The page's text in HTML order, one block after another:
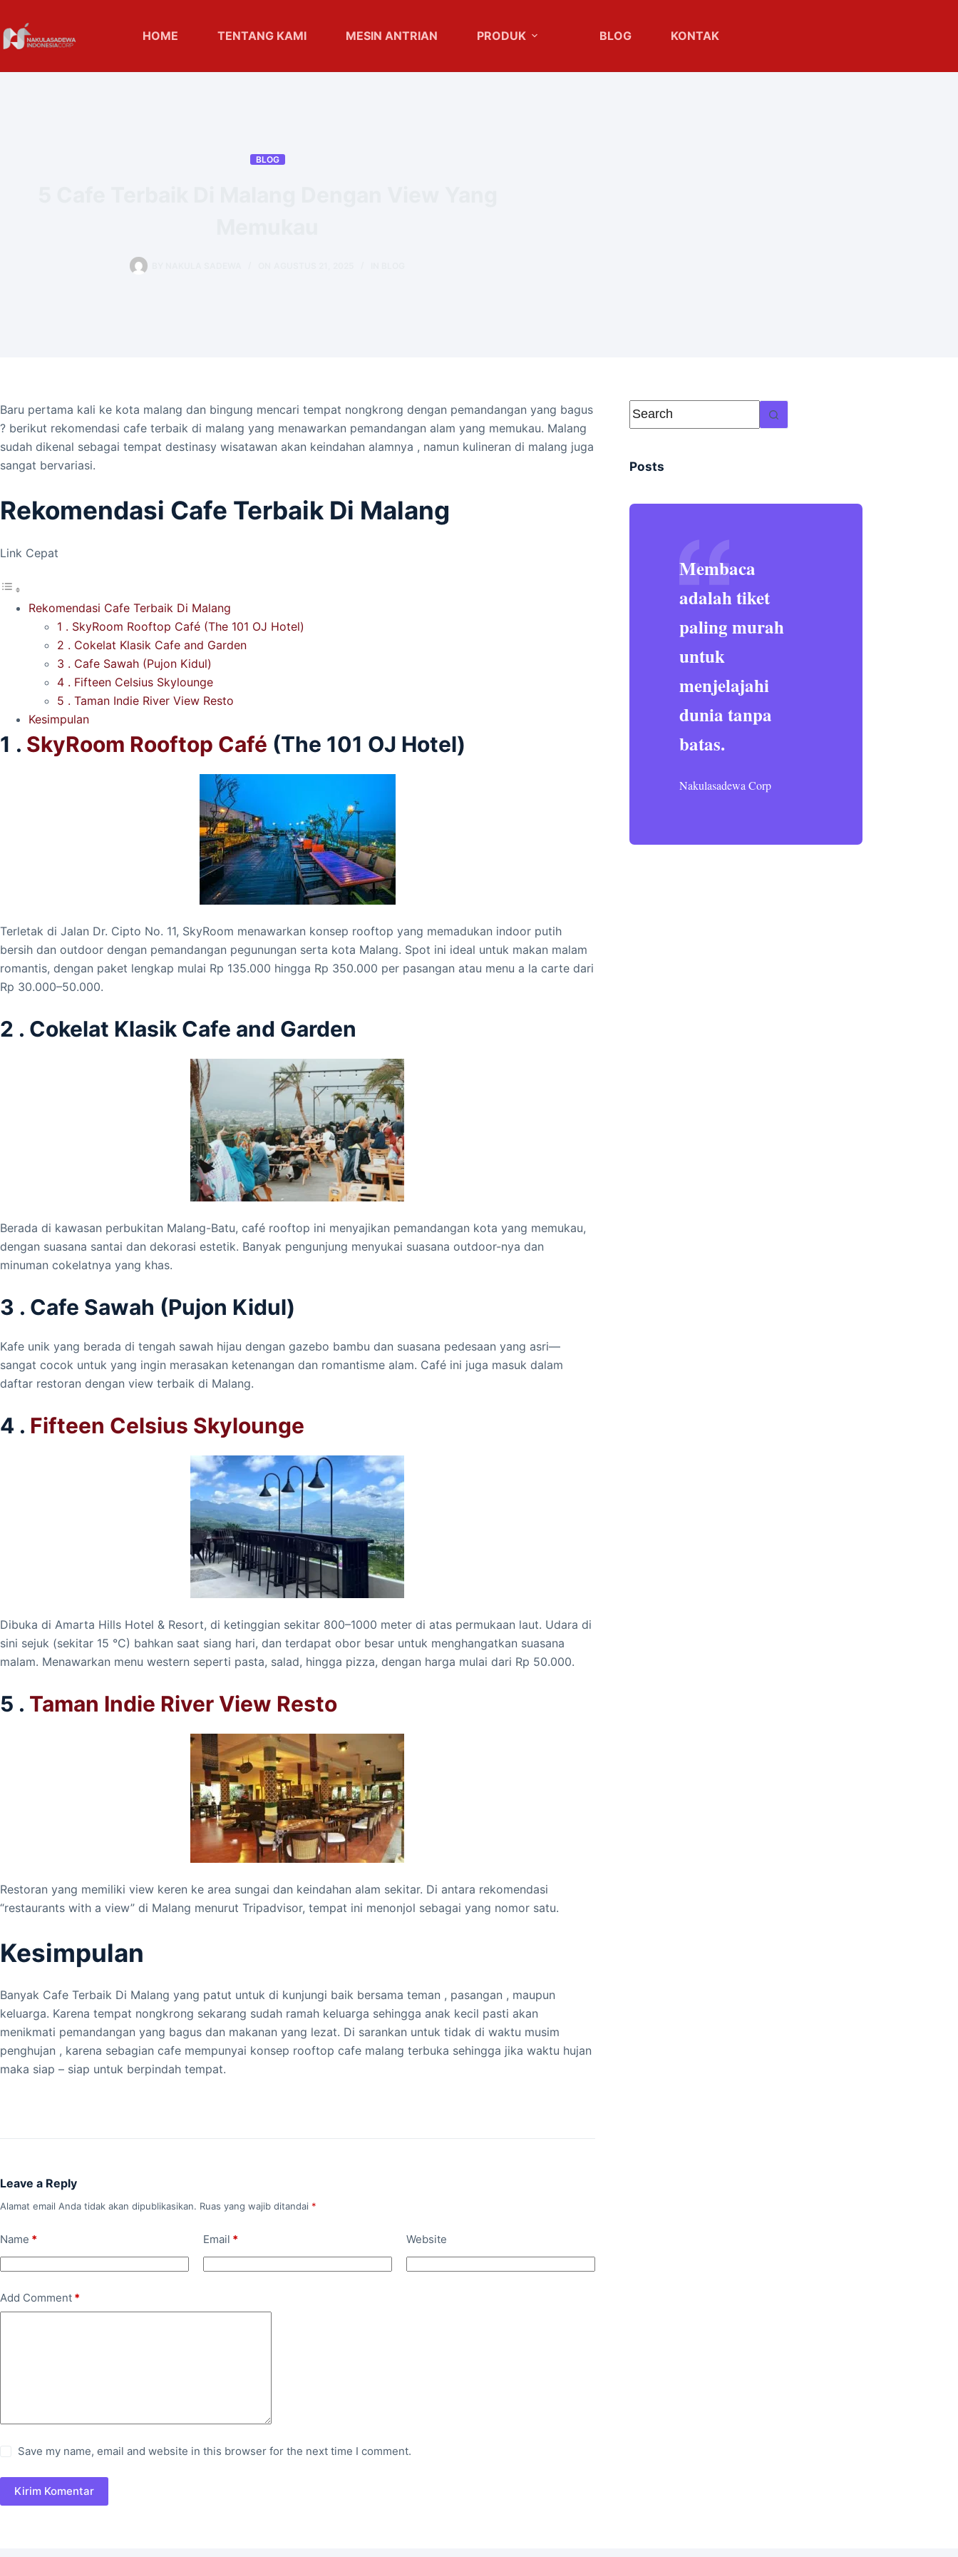
HOME TENTANG KAMI MESIN ANTRIAN PRODUK BLOG KONTAK
BLOG
Baru pertama kali ke kota malang dan bingung mencari tempat nongkrong dengan pemandangan yang bagus
? berikut rekomendasi cafe terbaik di malang yang menawarkan pemandangan alam yang memukau. Malang
sudah dikenal sebagai tempat destinasy wisatawan akan keindahan alamnya , namun kulineran di malang juga
sangat bervariasi.
Rekomendasi Cafe Terbaik Di Malang
Link Cepat
Rekomendasi Cafe Terbaik Di Malang
1 . SkyRoom Rooftop Café (The 101 OJ Hotel)
2 . Cokelat Klasik Cafe and Garden
3 . Cafe Sawah (Pujon Kidul)
4 . Fifteen Celsius Skylounge
5 . Taman Indie River View Resto
Kesimpulan
1 . SkyRoom Rooftop Café (The 101 OJ Hotel)
Terletak di Jalan Dr. Cipto No. 11, SkyRoom menawarkan konsep rooftop yang memadukan indoor putih
bersih dan outdoor dengan pemandangan pegunungan serta kota Malang. Spot ini ideal untuk makan malam
romantis, dengan paket lengkap mulai Rp 135.000 hingga Rp 350.000 per pasangan atau menu a la carte dari
Rp 30.000–50.000.
2 . Cokelat Klasik Cafe and Garden
Berada di kawasan perbukitan Malang-Batu, café rooftop ini menyajikan pemandangan kota yang memukau,
dengan suasana santai dan dekorasi estetik. Banyak pengunjung menyukai suasana outdoor-nya dan
minuman cokelatnya yang khas.
3 . Cafe Sawah (Pujon Kidul)
Kafe unik yang berada di tengah sawah hijau dengan gazebo bambu dan suasana pedesaan yang asri—
sangat cocok untuk yang ingin merasakan ketenangan dan romantisme alam. Café ini juga masuk dalam
daftar restoran dengan view terbaik di Malang.
4 . Fifteen Celsius Skylounge
Dibuka di Amarta Hills Hotel & Resort, di ketinggian sekitar 800–1000 meter di atas permukaan laut. Udara di
sini sejuk (sekitar 15 °C) bahkan saat siang hari, dan terdapat obor besar untuk menghangatkan suasana
malam. Menawarkan menu western seperti pasta, salad, hingga pizza, dengan harga mulai dari Rp 50.000.
5 . Taman Indie River View Resto
Restoran yang memiliki view keren ke area sungai dan keindahan alam sekitar. Di antara rekomendasi
“restaurants with a view” di Malang menurut Tripadvisor, tempat ini menonjol sebagai yang nomor satu.
Kesimpulan
Banyak Cafe Terbaik Di Malang yang patut untuk di kunjungi baik bersama teman , pasangan , maupun
keluarga. Karena tempat nongkrong sekarang sudah ramah keluarga sehingga anak kecil pasti akan
menikmati pemandangan yang bagus dan makanan yang lezat. Di sarankan untuk tidak di waktu musim
penghujan , karena sebagian cafe mempunyai konsep rooftop cafe malang terbuka sehingga jika waktu hujan
maka siap – siap untuk berpindah tempat.
Leave a Reply
Alamat email Anda tidak akan dipublikasikan. Ruas yang wajib ditandai *
Name * Email * Website
Add Comment *
Save my name, email and website in this browser for the next time I comment.
Kirim Komentar
Posts
Membaca
adalah tiket
paling murah
untuk
menjelajahi
dunia tanpa
batas.
Nakulasadewa Corp